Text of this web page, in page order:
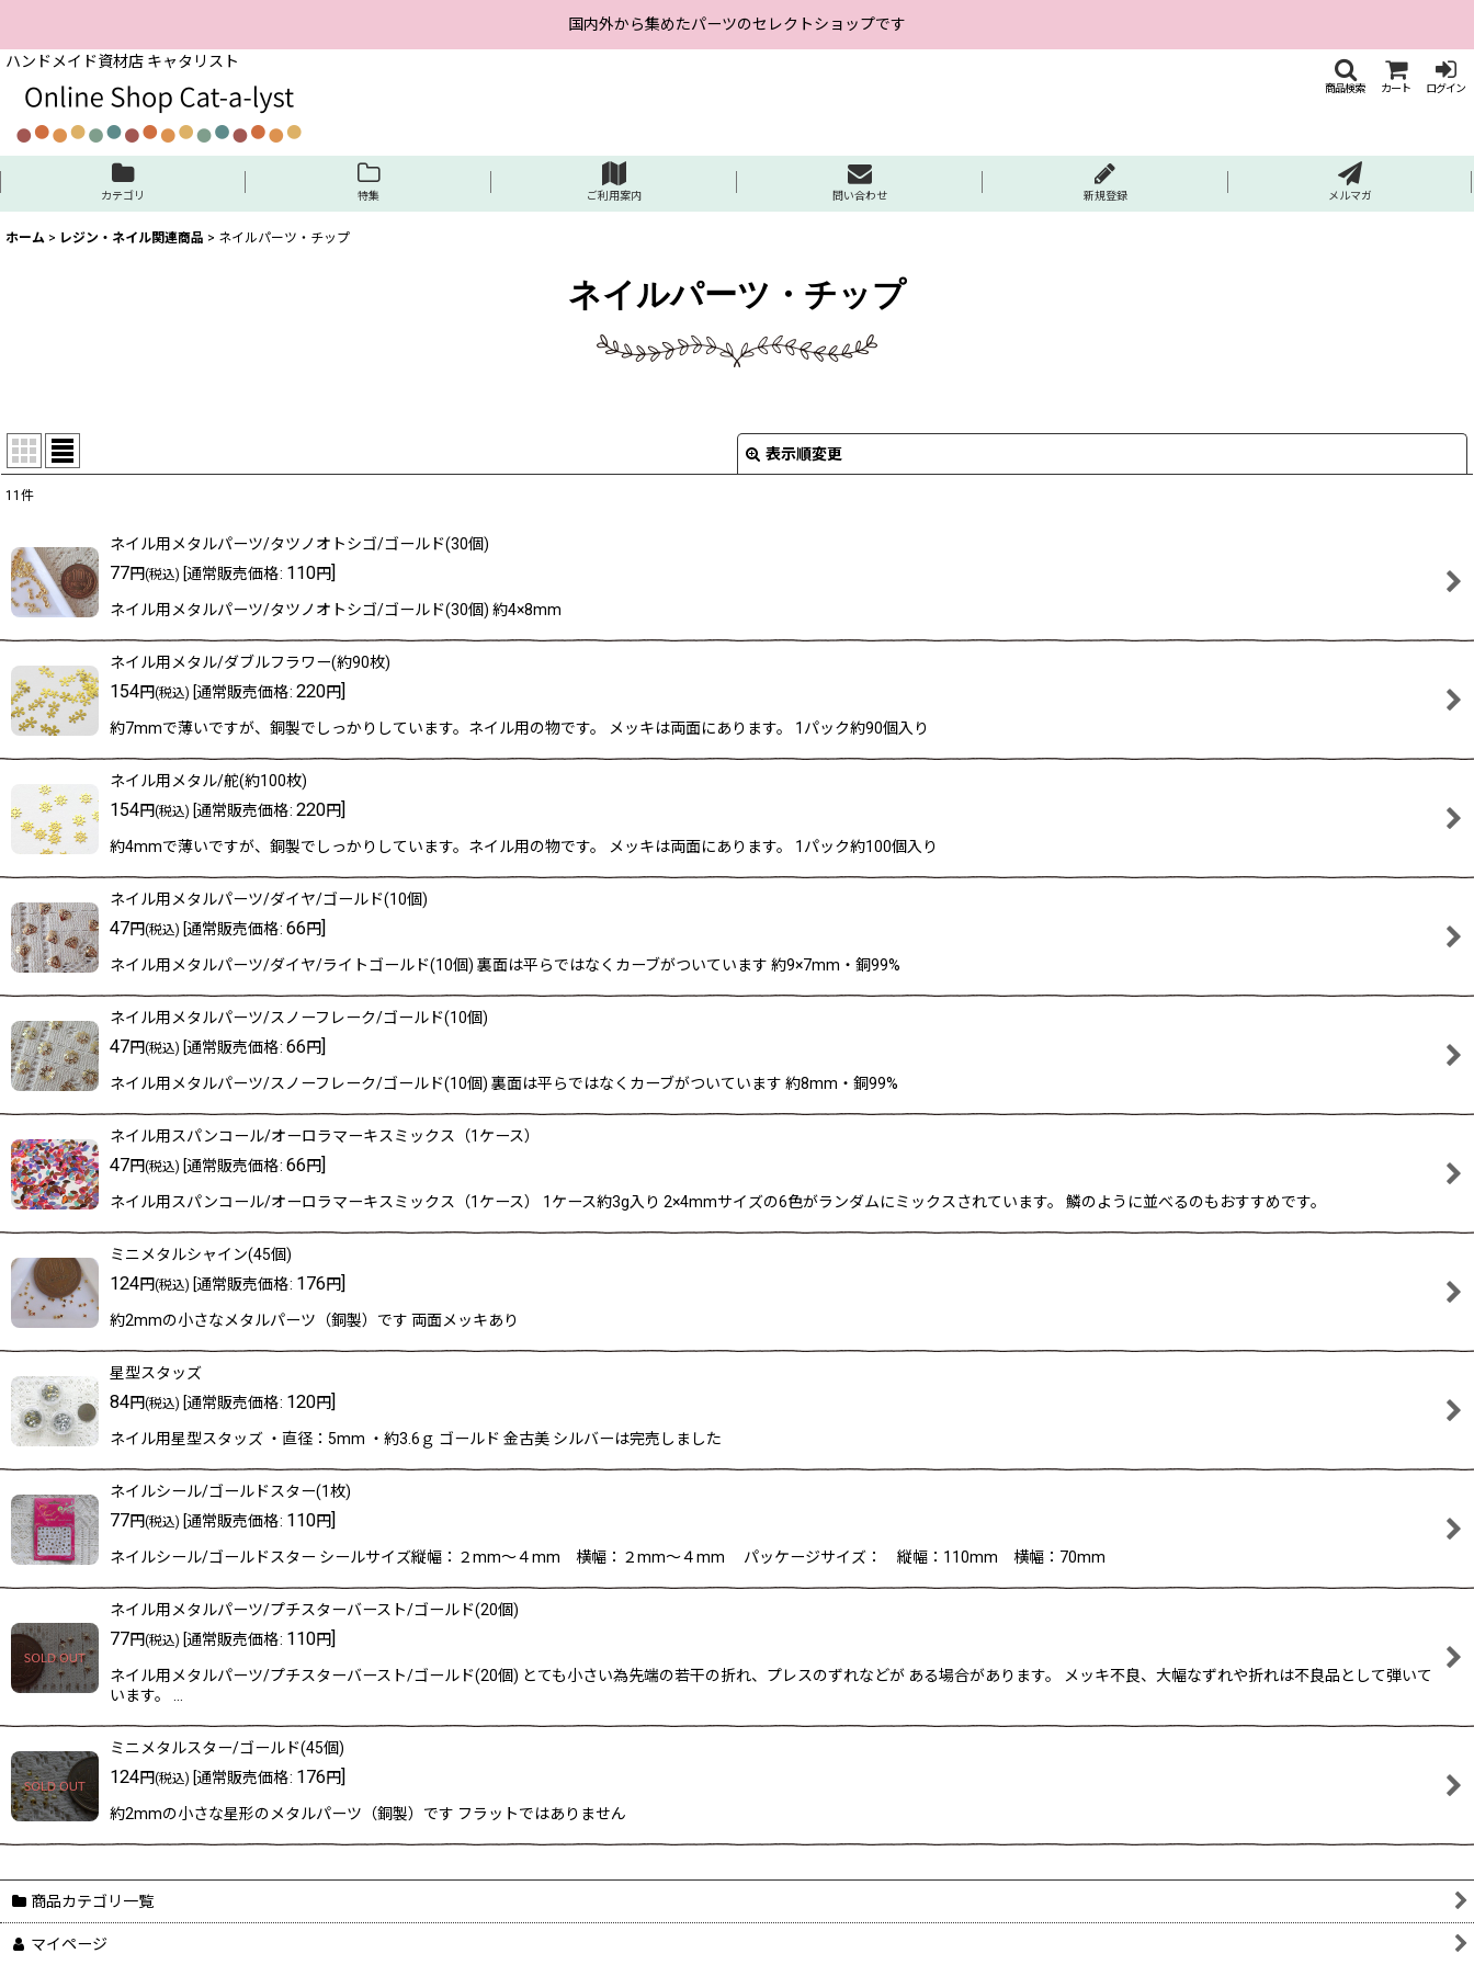
国内外から集めたパーツのセレクトショップです
ハンドメイド資材店 キャタリスト
商品検索 カート ログイン
カテゴリ 特集 ご利用案内 問い合わせ 新規登録 メルマガ
ホーム > レジン・ネイル関連商品 > ネイルパーツ・チップ
ネイルパーツ・チップ
表示順変更
在庫あり
並び順:
11 件
ネイル用メタルパーツ/タツノオトシゴ/ゴールド(30個)
77円(税込) [通常販売価格: 110円]
ネイル用メタルパーツ/タツノオトシゴ/ゴールド(30個) 約4×8mm
ネイル用メタル/ダブルフラワー(約90枚)
154円(税込) [通常販売価格: 220円]
約7mmで薄いですが、銅製でしっかりしています。ネイル用の物です。 メッキは両面にあります。 1パック約90個入り
ネイル用メタル/舵(約100枚)
154円(税込) [通常販売価格: 220円]
約4mmで薄いですが、銅製でしっかりしています。ネイル用の物です。 メッキは両面にあります。 1パック約100個入り
ネイル用メタルパーツ/ダイヤ/ゴールド(10個)
47円(税込) [通常販売価格: 66円]
ネイル用メタルパーツ/ダイヤ/ライトゴールド(10個) 裏面は平らではなくカーブがついています 約9×7mm・銅99%
ネイル用メタルパーツ/スノーフレーク/ゴールド(10個)
47円(税込) [通常販売価格: 66円]
ネイル用メタルパーツ/スノーフレーク/ゴールド(10個) 裏面は平らではなくカーブがついています 約8mm・銅99%
ネイル用スパンコール/オーロラマーキスミックス（1ケース）
47円(税込) [通常販売価格: 66円]
ネイル用スパンコール/オーロラマーキスミックス（1ケース） 1ケース約3g入り 2×4mmサイズの6色がランダムにミックスされています。 鱗のように並べるのもおすすめです。
ミニメタルシャイン(45個)
124円(税込) [通常販売価格: 176円]
約2mmの小さなメタルパーツ（銅製）です 両面メッキあり
星型スタッズ
84円(税込) [通常販売価格: 120円]
ネイル用星型スタッズ ・直径：5mm ・約3.6ｇ ゴールド 金古美 シルバーは完売しました
ネイルシール/ゴールドスター(1枚)
77円(税込) [通常販売価格: 110円]
ネイルシール/ゴールドスター シールサイズ縦幅：２mm〜４mm 横幅：２mm〜４mm パッケージサイズ： 縦幅：110mm 横幅：70mm
ネイル用メタルパーツ/プチスターバースト/ゴールド(20個)
77円(税込) [通常販売価格: 110円]
ネイル用メタルパーツ/プチスターバースト/ゴールド(20個) とても小さい為先端の若干の折れ、プレスのずれなどが ある場合があります。 メッキ不良、大幅なずれや折れは不良品として弾いて
います。 …
ミニメタルスター/ゴールド(45個)
124円(税込) [通常販売価格: 176円]
約2mmの小さな星形のメタルパーツ（銅製）です フラットではありません
商品カテゴリ一覧
マイページ